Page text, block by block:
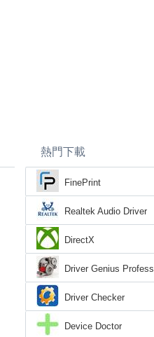
熱門下載
FinePrint
Realtek Audio Driver
DirectX
Driver Genius
Driver Checker
Device Doctor